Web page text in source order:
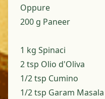
Oppure
200 g Paneer
1 kg Spinaci
2 tsp Olio d'Oliva
1/2 tsp Cumino
1/2 tsp Garam Masala